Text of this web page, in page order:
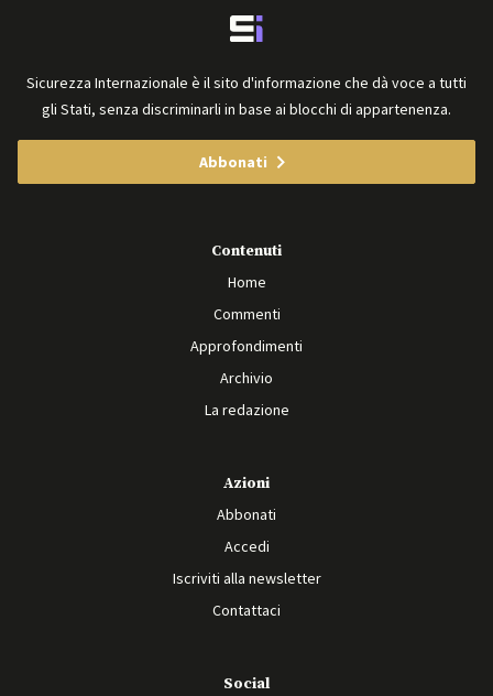
Sicurezza Internazionale è il sito d'informazione che dà voce a tutti
gli Stati, senza discriminarli in base ai blocchi di appartenenza.
Abbonati
Contenuti
Home
Commenti
Approfondimenti
Archivio
La redazione
Azioni
Abbonati
Accedi
Iscriviti alla newsletter
Contattaci
Social